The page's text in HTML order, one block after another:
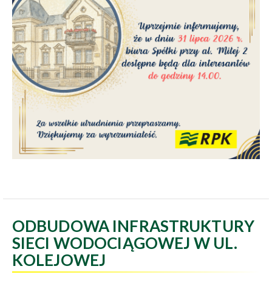
ODBUDOWA INFRASTRUKTURY
SIECI WODOCIĄGOWEJ W UL.
KOLEJOWEJ